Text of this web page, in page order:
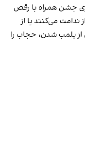
جشن همراه با رقص
ندامت می‌کنند یا از
پلمب شدن، حجاب را